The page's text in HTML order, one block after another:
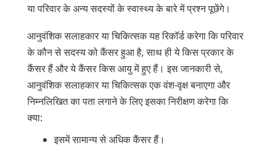
LFS से पीड़ित अधिकांश बच्चों को यह सिंड्रोम इस रोग
से पीड़ित अपने माता-पिता से वंशानुगत रूप से प्राप्त
होता है। लेकिन LFS से पीड़ित कुछ बच्चों में नया (डी
नोवो) TP53 उत्परिवर्तन हो सकता है जो उन्हें अपने
माता-पिता से नहीं मिलता। ऐसे मामलों में, TP53
उत्परिवर्तन या तो बच्चे को बनाने वाले अंडे में या शुक्राणु
परिवारों के वे पहले बच्चे होते हैं जिन्हें LFS हुआ होता है।
या परिवार के अन्य सदस्यों के स्वास्थ्य के बारे में प्रश्न पूछेंगे।
आनुवंशिक सलाहकार या चिकित्सक यह रिकॉर्ड करेगा कि परिवार
के कौन से सदस्य को कैंसर हुआ है, साथ ही ये किस प्रकार के
कैंसर हैं और ये कैंसर किस आयु में हुए हैं। इस जानकारी से,
आनुवंशिक सलाहकार या चिकित्सक एक वंश-वृक्ष बनाएगा और
निम्नलिखित का पता लगाने के लिए इसका निरीक्षण करेगा कि
क्या:
इसमें सामान्य से अधिक कैंसर हैं।